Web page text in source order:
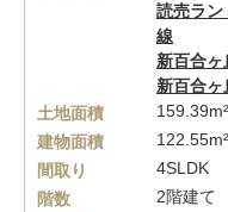
読売ラン
線
新百合ヶ
新百合ヶ
土地面積
159.39m²
建物面積
122.55m²
間取り
4SLDK
階数
2階建て